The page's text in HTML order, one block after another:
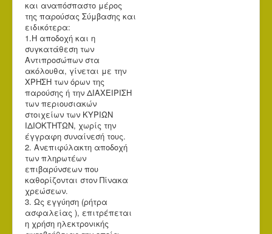
και αναπόσπαστο μέρος
της παρούσας Σύμβασης και
ειδικότερα:
1.Η αποδοχή και η
συγκατάθεση των
Αντιπροσώπων στα
ακόλουθα, γίνεται με την
ΧΡΗΣΗ των όρων της
παρούσης ή την ΔΙΑΧΕΙΡΙΣΗ
των περιουσιακών
στοιχείων των ΚΥΡΙΩΝ
ΙΔΙΟΚΤΗΤΩΝ, χωρίς την
έγγραφη συναίνεσή τους.
2. Ανεπιφύλακτη αποδοχή
των πληρωτέων
επιβαρύνσεων που
καθορίζονται στον Πίνακα
χρεώσεων.
3. Ως εγγύηση (ρήτρα
ασφαλείας ), επιτρέπεται
η χρήση ηλεκτρονικής